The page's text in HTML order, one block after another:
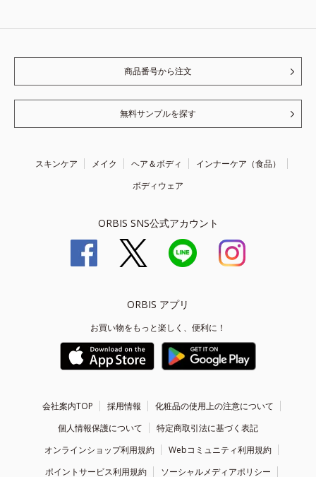
商品番号から注文
無料サンプルを探す
スキンケア メイク ヘア＆ボディ
インナーケア（食品）
ボディウェア
ORBIS SNS公式アカウント
ORBIS アプリ
お買い物をもっと楽しく、便利に！
会社案内TOP 採用情報
化粧品の使用上の注意について
個人情報保護について
特定商取引法に基づく表記
オンラインショップ利用規約
Webコミュニティ利用規約
ポイントサービス利用規約
ソーシャルメディアポリシー